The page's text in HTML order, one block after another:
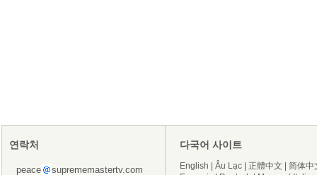
연락처
peace suprememastertv.com
다국어 사이트
English | Âu Lạc | 正體中文 | 简体中